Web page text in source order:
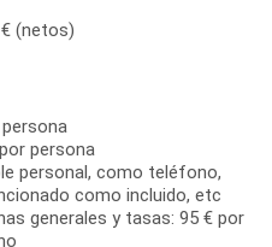
(netos)
persona
personal, como teléfono,
como incluido, etc
generales y tasas: 95 € por